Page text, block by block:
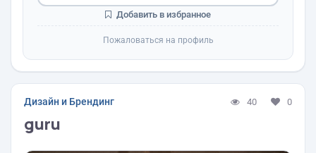
Добавить в избранное
Пожаловаться на профиль
Дизайн и Брендинг 40 0
guru